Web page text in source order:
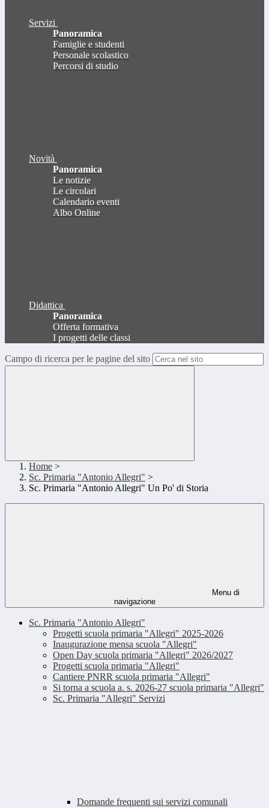
Servizi
Panoramica
Famiglie e studenti
Personale scolastico
Percorsi di studio
Novità
Panoramica
Le notizie
Le circolari
Calendario eventi
Albo Online
Didattica
Panoramica
Offerta formativa
I progetti delle classi
Campo di ricerca per le pagine del sito
Home >
Sc. Primaria "Antonio Allegri" >
Sc. Primaria "Antonio Allegri" Un Po' di Storia
Menu di
navigazione
Sc. Primaria "Antonio Allegri"
Progetti scuola primaria "Allegri" 2025-2026
Inaugurazione mensa scuola "Allegri"
Open Day scuola primaria "Allegri" 2026/2027
Progetti scuola primaria "Allegri"
Cantiere PNRR scuola primaria "Allegri"
Si torna a scuola a. s. 2026-27 scuola primaria "Allegri"
Sc. Primaria "Allegri" Servizi
Domande frequenti sui servizi comunali